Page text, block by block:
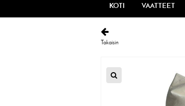
KOTI VAATTEET
Takaisin